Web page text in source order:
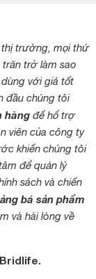
thị trường, mọi thứ
trăn trở làm sao
với giá tốt
đầu chúng tôi
hàng để hổ trợ
viên của công ty
khiến chúng tôi
để quản lý
sách và chiến
bá sản phẩm
và hài lòng về